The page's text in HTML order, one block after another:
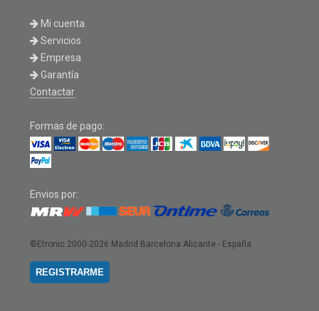
Mi cuenta
Servicios
Empresa
Garantía
Contactar
Formas de pago:
Envios por:
©Etronic 2000-2026 Madrid Barcelona Alicante - España
REGISTRARME